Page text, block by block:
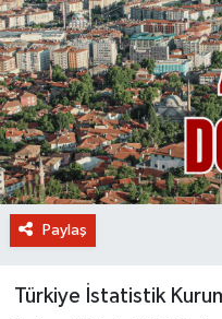
Paylaş
Türkiye İstatistik